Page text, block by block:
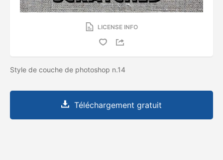
LICENSE INFO
Style de couche de photoshop n.14
Téléchargement gratuit